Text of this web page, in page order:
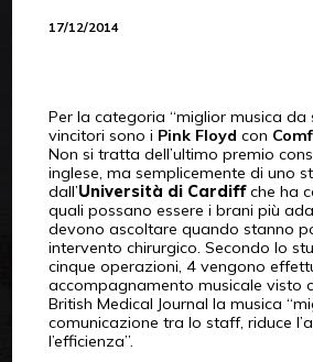
17/12/2014
Per la categoria “miglior musica da
vincitori sono i Pink Floyd con
Non si tratta dell’ultimo premio
inglese, ma semplicemente di uno
dall’Università di Cardiffche ha
quali possano essere i brani più
devono ascoltare quando stanno
intervento chirurgico. Secondo lo
cinque operazioni, 4 vengono
accompagnamento musicale visto
British Medical Journal la musica
comunicazione tra lo staff, riduce
l’efficienza”.